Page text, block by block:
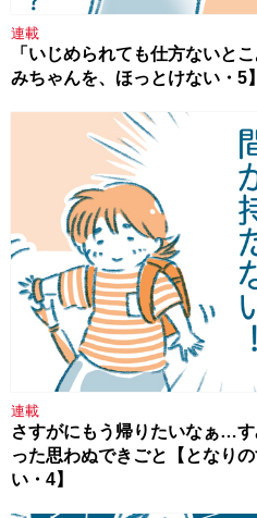
連載
「いじめられても仕方ないと
みちゃんを、ほっとけない・5】
連載
さすがにもう帰りたいなぁ…
った思わぬできごと【となり
い・4】